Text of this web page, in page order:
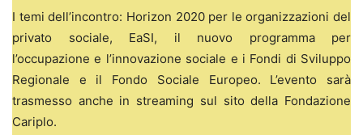
I temi dell’incontro: Horizon 2020 per le organizzazioni del
privato sociale, EaSI, il nuovo programma per
l’occupazione e l’innovazione sociale e i Fondi di Sviluppo
Regionale e il Fondo Sociale Europeo. L’evento sarà
trasmesso anche in streaming sul sito della Fondazione
Cariplo.